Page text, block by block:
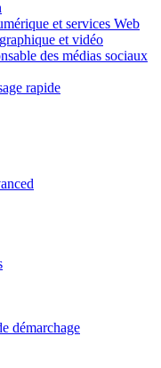
et services Web
et vidéo
des médias sociaux
rapide
démarchage